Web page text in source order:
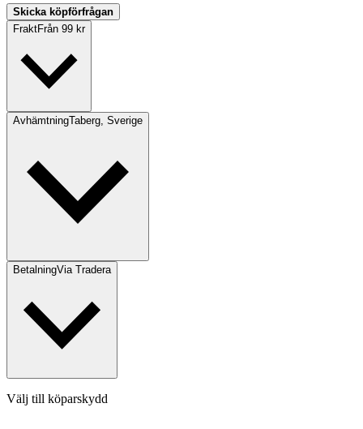
Skicka köpförfrågan
FraktFrån 99 kr
AvhämtningTaberg, Sverige
BetalningVia Tradera
Välj till köparskydd